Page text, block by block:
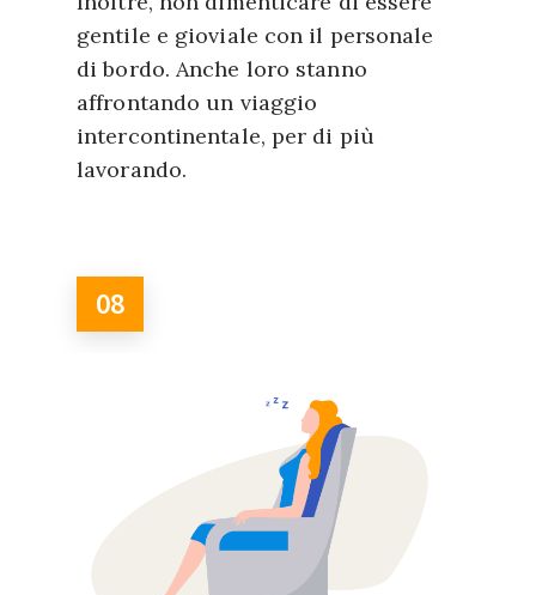
gentile e gioviale con il personale
di bordo. Anche loro stanno
affrontando un viaggio
intercontinentale, per di più
lavorando.
08